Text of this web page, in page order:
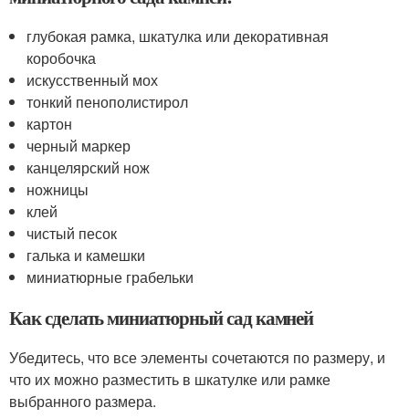
глубокая рамка, шкатулка или декоративная
коробочка
искусственный мох
тонкий пенополистирол
картон
черный маркер
канцелярский нож
ножницы
клей
чистый песок
галька и камешки
миниатюрные грабельки
Как сделать миниатюрный сад камней
Убедитесь, что все элементы сочетаются по размеру, и
что их можно разместить в шкатулке или рамке
выбранного размера.